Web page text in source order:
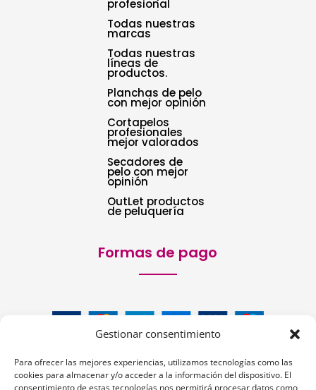
Gestionar consentimiento
Para ofrecer las mejores experiencias, utilizamos tecnologías como las
cookies para almacenar y/o acceder a la información del dispositivo. El
consentimiento de estas tecnologías nos permitirá procesar datos como
profesional
Todas nuestras
marcas
Todas nuestras
líneas de
productos.
Planchas de pelo
con mejor opinión
Cortapelos
profesionales
mejor valorados
Secadores de
pelo con mejor
opinión
OutLet productos
de peluquería
Formas de pago